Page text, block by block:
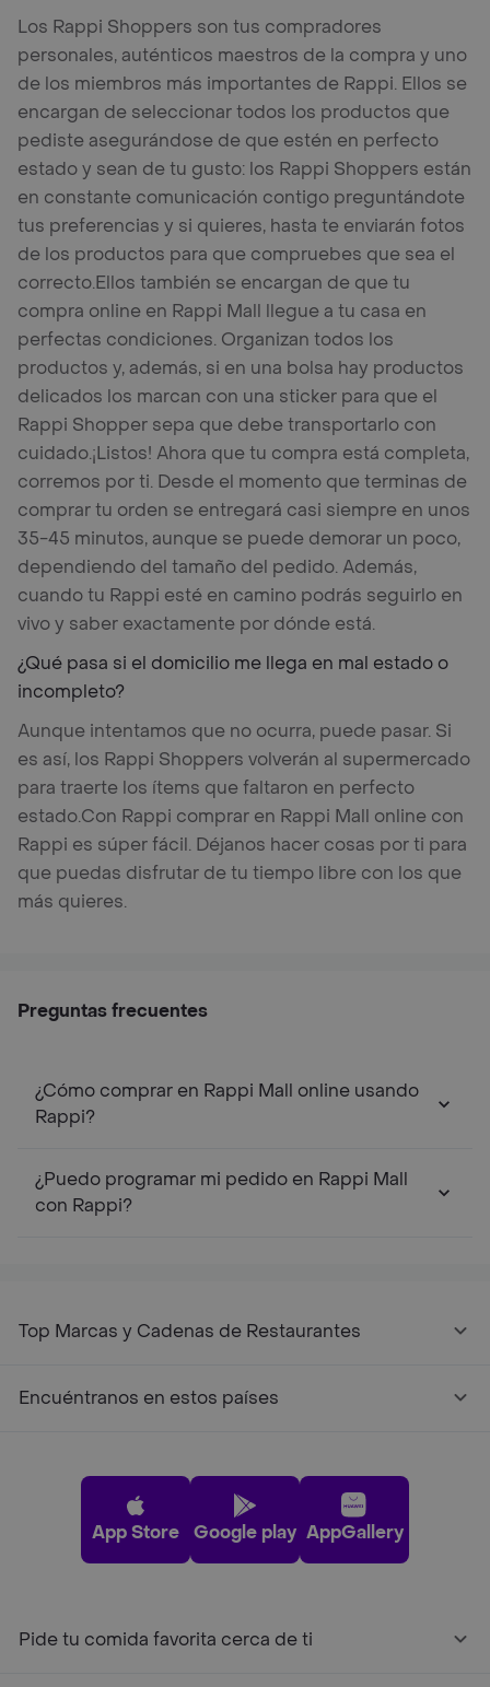
Los Rappi Shoppers son tus compradores
personales, auténticos maestros de la compra y uno
de los miembros más importantes de Rappi. Ellos se
encargan de seleccionar todos los productos que
pediste asegurándose de que estén en perfecto
estado y sean de tu gusto: los Rappi Shoppers están
en constante comunicación contigo preguntándote
tus preferencias y si quieres, hasta te enviarán fotos
de los productos para que compruebes que sea el
correcto.Ellos también se encargan de que tu
compra online en Rappi Mall llegue a tu casa en
perfectas condiciones. Organizan todos los
productos y, además, si en una bolsa hay productos
delicados los marcan con una sticker para que el
Rappi Shopper sepa que debe transportarlo con
cuidado.¡Listos! Ahora que tu compra está completa,
corremos por ti. Desde el momento que terminas de
comprar tu orden se entregará casi siempre en unos
35-45 minutos, aunque se puede demorar un poco,
dependiendo del tamaño del pedido. Además,
cuando tu Rappi esté en camino podrás seguirlo en
vivo y saber exactamente por dónde está.
¿Qué pasa si el domicilio me llega en mal estado o
incompleto?
Aunque intentamos que no ocurra, puede pasar. Si
es así, los Rappi Shoppers volverán al supermercado
para traerte los ítems que faltaron en perfecto
estado.Con Rappi comprar en Rappi Mall online con
Rappi es súper fácil. Déjanos hacer cosas por ti para
que puedas disfrutar de tu tiempo libre con los que
más quieres.
Preguntas frecuentes
¿Cómo comprar en Rappi Mall online usando
Rappi?
¿Puedo programar mi pedido en Rappi Mall
con Rappi?
Top Marcas y Cadenas de Restaurantes
Encuéntranos en estos países
App Store Google play AppGallery
Pide tu comida favorita cerca de ti